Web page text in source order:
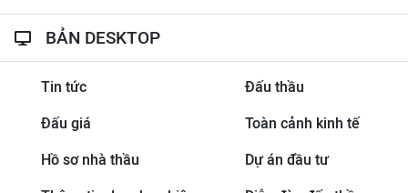
BẢN DESKTOP
Tin tức Đấu thầu
Đấu giá Toàn cảnh kinh tế
Hồ sơ nhà thầu Dự án đầu tư